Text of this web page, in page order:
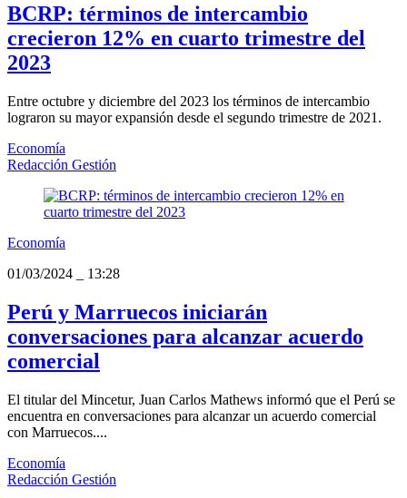
BCRP: términos de intercambio
crecieron 12% en cuarto trimestre del
2023
Entre octubre y diciembre del 2023 los términos de intercambio
lograron su mayor expansión desde el segundo trimestre de 2021.
Economía
Redacción Gestión
Economía
01/03/2024
13:28
Perú y Marruecos iniciarán
conversaciones para alcanzar acuerdo
comercial
El titular del Mincetur, Juan Carlos Mathews informó que el Perú se
encuentra en conversaciones para alcanzar un acuerdo comercial
con Marruecos....
Economía
Redacción Gestión